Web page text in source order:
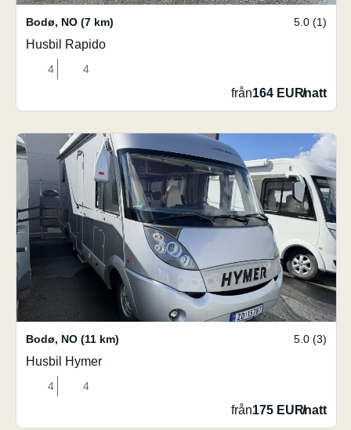
Bodø, NO (7 km) 5.0 (1)
Husbil Rapido
4 4
från164 EUR/natt
Bodø, NO (11 km) 5.0 (3)
Husbil Hymer
4 4
från175 EUR/natt